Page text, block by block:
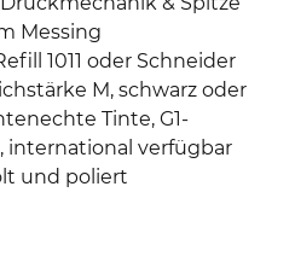
Messing
1011 oder Schneider
M, schwarz oder
Tinte, G1-
international verfügbar
und poliert